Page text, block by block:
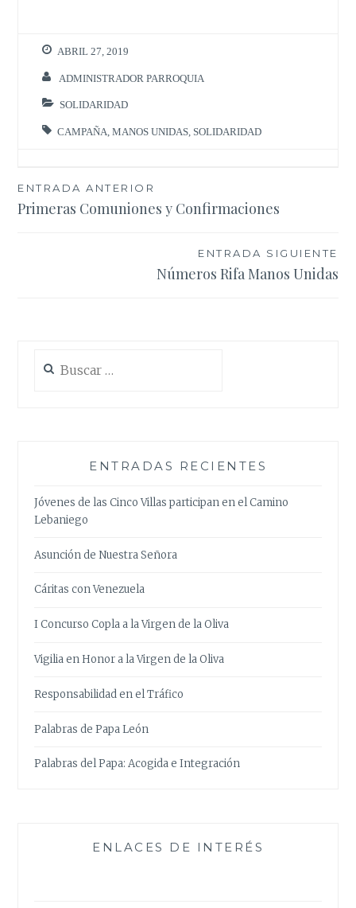
ABRIL 27, 2019
ADMINISTRADOR PARROQUIA
SOLIDARIDAD
CAMPAÑA ,MANOS UNIDAS SOLIDARIDAD
Navegación
de
ENTRADA ANTERIOR
Primeras Comuniones y Confirmaciones
ENTRADA SIGUIENTE
Números Rifa Manos Unidas
ENTRADAS RECIENTES
Jóvenes de las Cinco Villas participan en el Camino
Lebaniego
Asunción de Nuestra Señora
Cáritas con Venezuela
I Concurso Copla a la Virgen de la Oliva
Vigilia en Honor a la Virgen de la Oliva
Responsabilidad en el Tráfico
Palabras de Papa León
Palabras del Papa: Acogida e Integración
ENLACES DE INTERÉS